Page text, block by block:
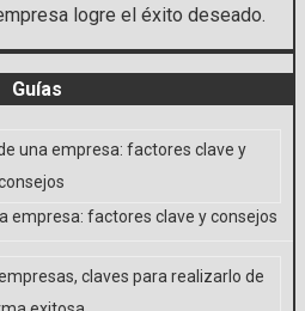
logre el éxito deseado.
Guías
empresa: factores clave y consejos